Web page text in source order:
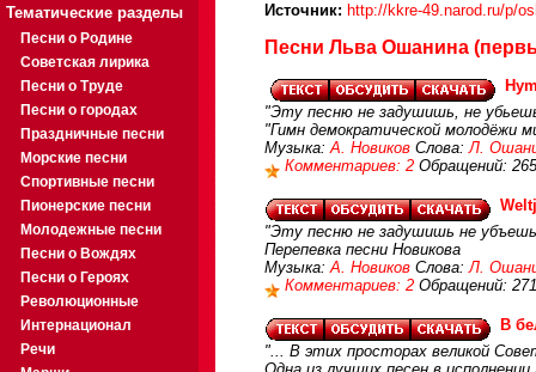
Тематические разделы
Песни о Родине
Советская лирика
Песни о Труде
Песни о городах
Праздничные песни
Морские песни
Спортивные песни
Пионерские песни
Молодежные песни
Песни о Вождях
Песни о Героях
Революционные
Интернационал
Речи
Источник: http://kkre-49.narod.ru/p/
Песни Льва Ошанина
"Эту песню не задушишь, не
"Гимн демократической молодёжи
Музыка:А. Новиков Слова:Л.
Комментариев: 2 Обращений:
"Эту песню не задушишь не
Перепевка песни Новикова
Музыка:А. Новиков Слова:Л.
Комментариев: 2 Обращений:
В
"... В этих просторах великой